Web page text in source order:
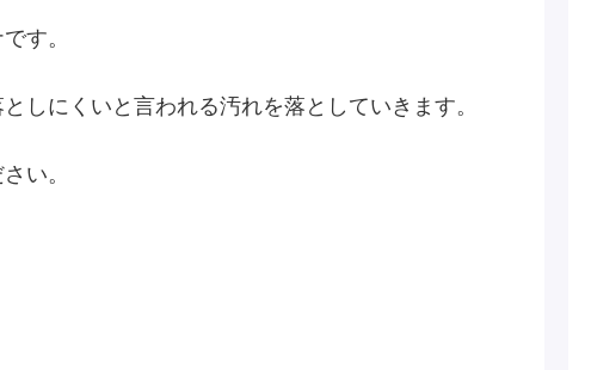
す。
しにくいと言われる汚れを落としていきます。
い。